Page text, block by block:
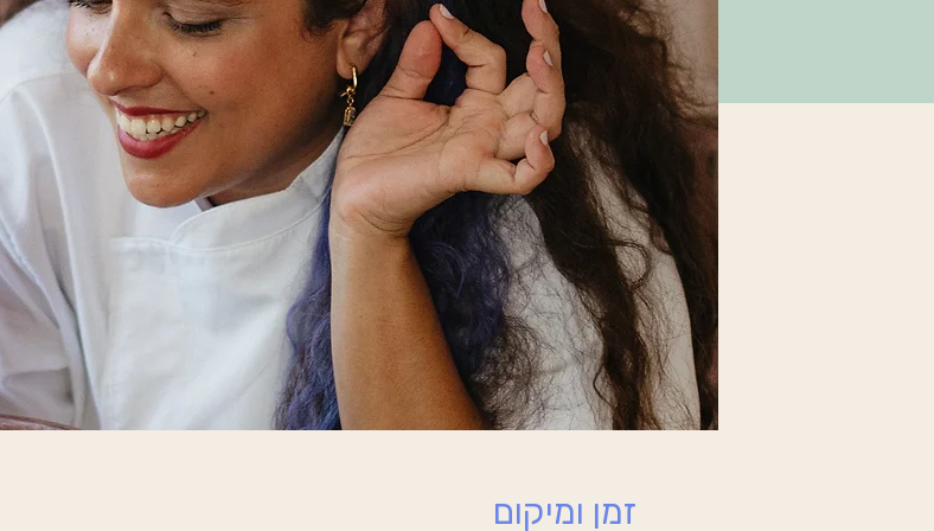
זמן ומיקום